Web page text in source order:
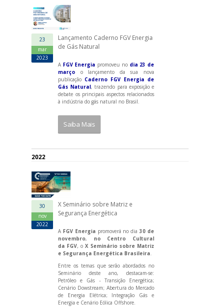
23
mar
2023
Lançamento Caderno FGV Energia
de Gás Natural
A FGV Energia promoveu no dia 23 de
março o lançamento da sua nova
publicação Caderno FGV Energia de
Gás Natural, trazendo para exposição e
debate os principais aspectos relacionados
à indústria do gás natural no Brasil.
Saiba Mais
2022
30
nov
2022
X Seminário sobre Matriz e
Segurança Energética
A FGV Energia promoverá no dia30 de
novembro, no Centro Cultural
da FGV, o X Seminário sobre Matriz
e Segurança Energética Brasileira.
Entre os temas que serão abordados no
Seminário deste ano, destacam-se:
Petróleo e Gás - Transição Energética;
Cenário Dowstream; Abertura do Mercado
de Energia Elétrica; Integração Gás e
Energia e Cenário Eólica Offshore.